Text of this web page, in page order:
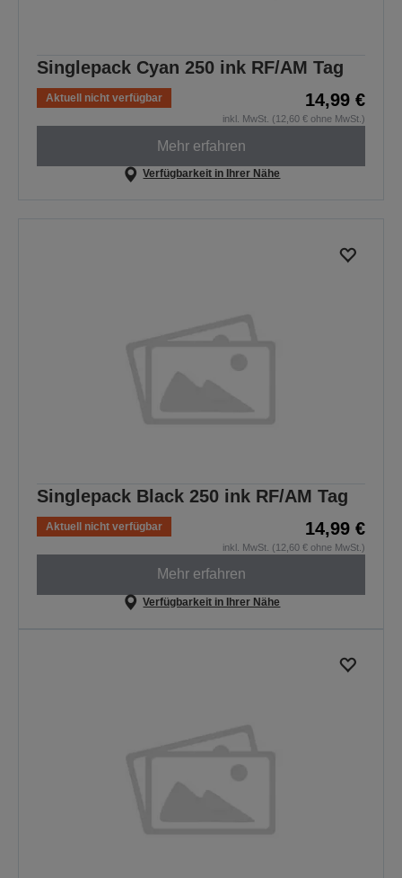
Singlepack Cyan 250 ink RF/AM Tag
Aktuell nicht verfügbar 14,99 €
inkl. MwSt. (12,60 € ohne MwSt.)
Mehr erfahren
Verfügbarkeit in Ihrer Nähe
Singlepack Black 250 ink RF/AM Tag
Aktuell nicht verfügbar 14,99 €
inkl. MwSt. (12,60 € ohne MwSt.)
Mehr erfahren
Verfügbarkeit in Ihrer Nähe